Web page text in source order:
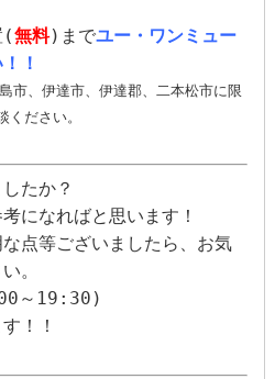
(無料)までユー・ワンミュー
！
、伊達市、伊達郡、二本松市に限
ください。
たか？
になればと思います！
点等ございましたら、お気
。
～19:30)
！！